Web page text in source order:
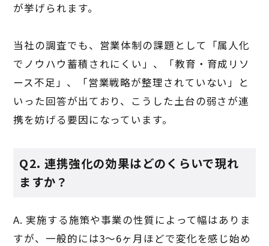
が挙げられます。
当社の調査でも、営業体制の課題として「属人化
でノウハウ蓄積されにくい」、「教育・育成リソ
ース不足」、「営業戦略が整理されていない」と
いった回答が出ており、こうした土台の弱さが連
携を妨げる要因になっています。
Q2. 連携強化の効果はどのくらいで現れ
ますか？
A. 実施する施策や事業の性質によって幅はありま
すが、一般的には3〜6ヶ月ほどで変化を感じ始め